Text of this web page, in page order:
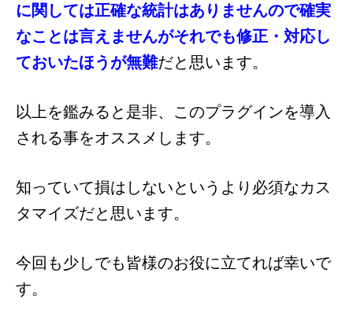
に関しては正確な統計はありませんので確実
なことは言えませんがそれでも修正・対応し
ておいたほうが無難だと思います。
以上を鑑みると是非、このプラグインを導入
される事をオススメします。
知っていて損はしないというより必須なカス
タマイズだと思います。
今回も少しでも皆様のお役に立てれば幸いで
す。